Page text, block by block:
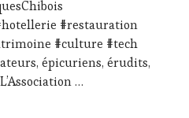
#restauration
#culture #tech
épicuriens, érudits,
…
#VinTourisme – Samedi 9